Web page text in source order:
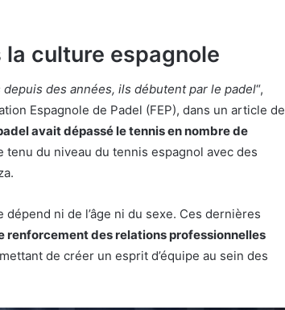
culture espagnole
des années, ils débutent par le padel“,
Espagnole de Padel (FEP), dans un article de
avait dépassé le tennis en nombre de
du niveau du tennis espagnol avec des
ni de l’âge ni du sexe. Ces dernières
renforcement des relations professionnelles
de créer un esprit d’équipe au sein des